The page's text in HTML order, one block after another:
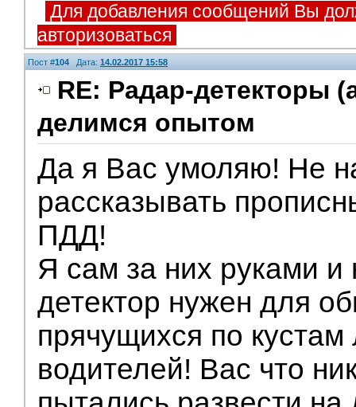
Для добавления сообщений Вы
авторизоваться
Пост #104Дата: 14.02.2017 15:58
RE: Радар-детекторы
делимся опытом
Да я Вас умоляю! Не
рассказывать
ПДД!
Я сам за них руками и
детектор нужен для
прячущихся по
водителей! Вас что